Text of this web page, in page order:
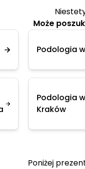
Może
Podologia
Podologia w
Kraków
Poniżej